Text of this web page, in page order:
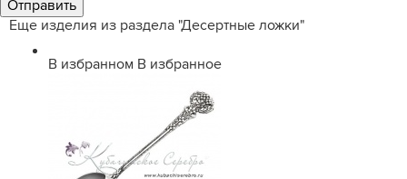
Еще изделия из раздела "Десертные ложки"
В избранном В избранное